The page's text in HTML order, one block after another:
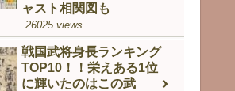
ャスト相関図も
26025 views
戦国武将身長ランキング
TOP10！！栄えある1位
に輝いたのはこの武